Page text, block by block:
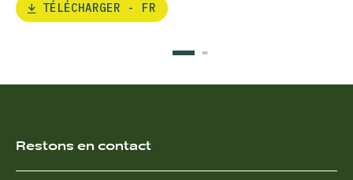
TÉLÉCHARGER - FR
Restons en contact